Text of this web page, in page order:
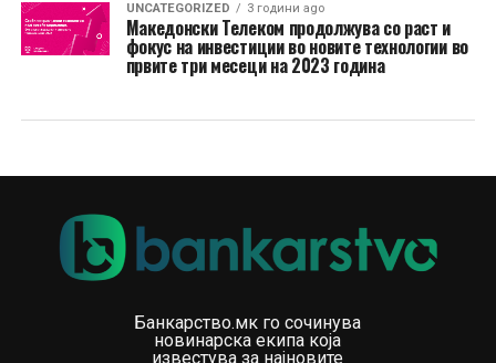
UNCATEGORIZED 3 години ago
Македонски Телеком продолжува со раст и
фокус на инвестиции во новите технологии во
првите три месеци на 2023 година
Банкарство.мк го сочинува
новинарска екипа која
известува за најновите